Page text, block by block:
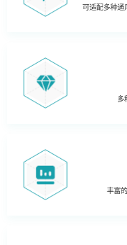
可适配多种通
多
丰富